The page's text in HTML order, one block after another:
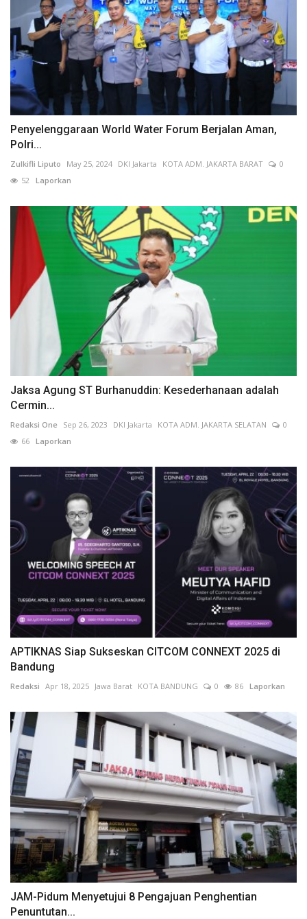
Penyelenggaraan World Water Forum Berjalan Aman,
Polri...
Zulkifli Liputo May 25, 2024 DKI Jakarta KOTA ADM. JAKARTA BARAT
0
52 Laporkan
Jaksa Agung ST Burhanuddin: Kesederhanaan adalah
Cermin...
Redaksi One Sep 26, 2023 DKI Jakarta KOTA ADM. JAKARTA SELATAN
0
66 Laporkan
APTIKNAS Siap Sukseskan CITCOM CONNEXT 2025 di
Bandung
Redaksi Apr 18, 2025 Jawa Barat KOTA BANDUNG 0 86 Laporkan
JAM-Pidum Menyetujui 8 Pengajuan Penghentian
Penuntutan...